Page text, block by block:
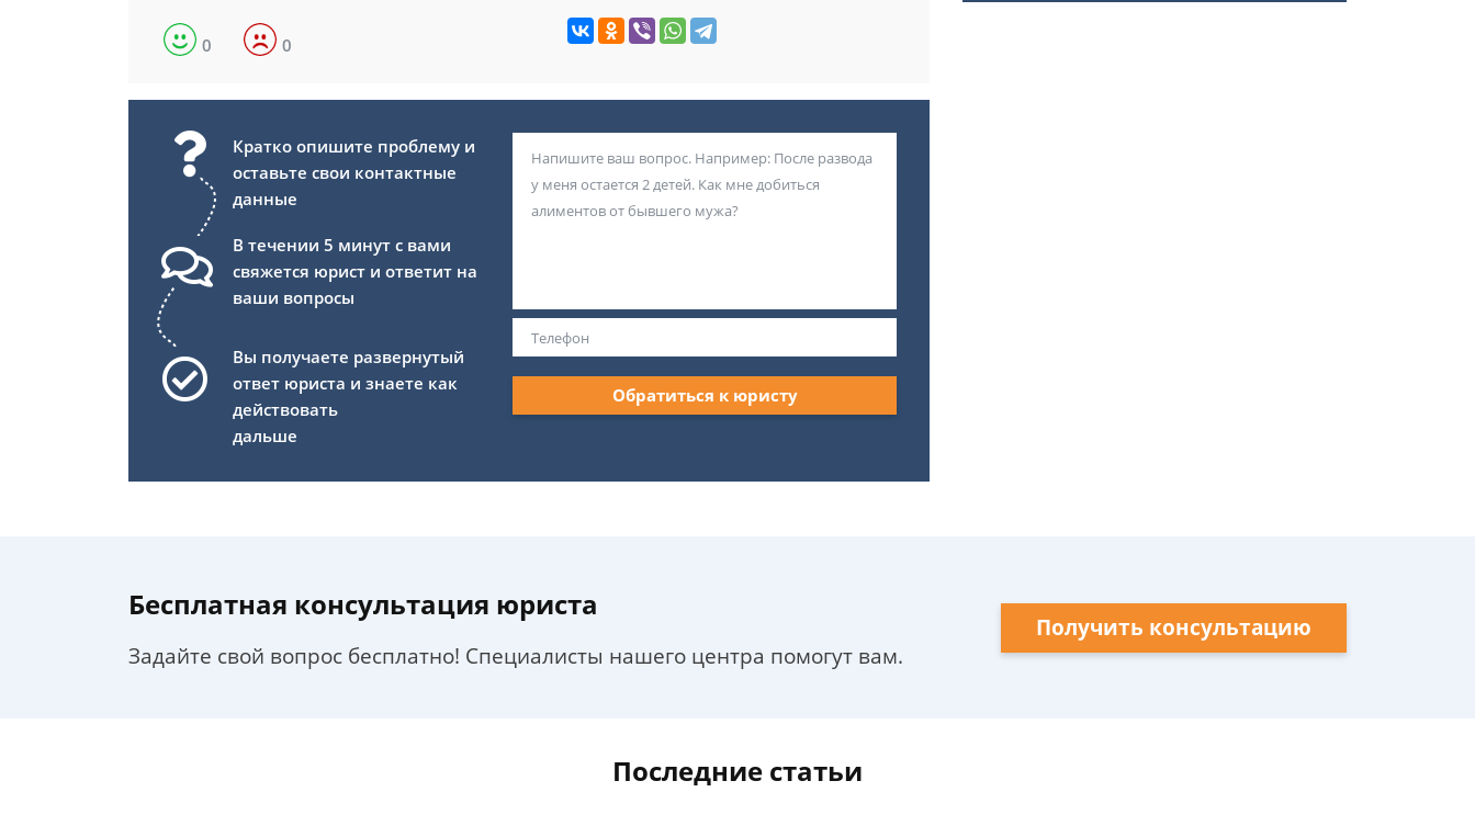
0 0
Кратко опишите проблему и
оставьте свои контактные
данные
В течении 5 минут с вами
свяжется юрист и ответит на
ваши вопросы
Вы получаете развернутый
ответ юриста и знаете как
действовать
дальше
Обратиться к юристу
Бесплатная консультация юриста
Задайте свой вопрос бесплатно! Специалисты нашего центра помогут вам.
Получить консультацию
Последние статьи